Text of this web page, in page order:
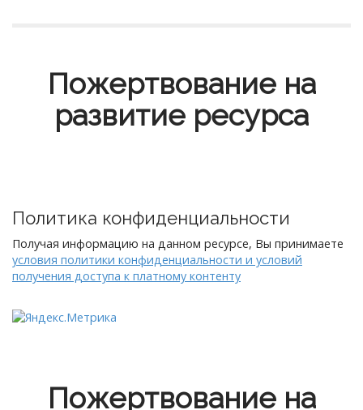
Пожертвование на
развитие ресурса
Политика конфиденциальности
Получая информацию на данном ресурсе, Вы принимаете
условия политики конфиденциальности и условий
получения доступа к платному контенту
Пожертвование на